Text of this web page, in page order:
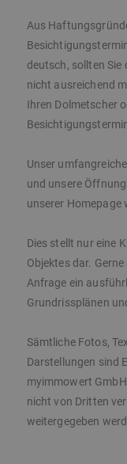
Aus
deutsch, sollten Sie
nicht ausreichend
Ihren Dolmetscher
Unser
und unsere
unserer
Dies stellt nur eine
Objektes dar.
Anfrage ein
Grundrissplänen
Sämtliche Fotos,
Darstellungen sind
myimmowert
nicht von Dritten
weitergegeben